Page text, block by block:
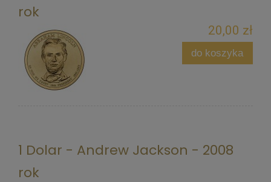
rok
20,00 zł
do koszyka
1 Dolar - Andrew Jackson - 2008
rok